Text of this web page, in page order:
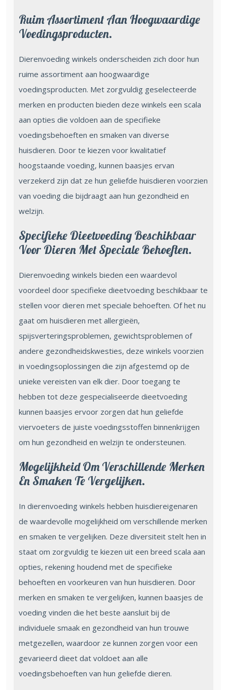
Ruim Assortiment Aan Hoogwaardige
Voedingsproducten.
Dierenvoeding winkels onderscheiden zich door hun
ruime assortiment aan hoogwaardige
voedingsproducten. Met zorgvuldig geselecteerde
merken en producten bieden deze winkels een scala
aan opties die voldoen aan de specifieke
voedingsbehoeften en smaken van diverse
huisdieren. Door te kiezen voor kwalitatief
hoogstaande voeding, kunnen baasjes ervan
verzekerd zijn dat ze hun geliefde huisdieren voorzien
van voeding die bijdraagt aan hun gezondheid en
welzijn.
Specifieke Dieetvoeding Beschikbaar
Voor Dieren Met Speciale Behoeften.
Dierenvoeding winkels bieden een waardevol
voordeel door specifieke dieetvoeding beschikbaar te
stellen voor dieren met speciale behoeften. Of het nu
gaat om huisdieren met allergieën,
spijsverteringsproblemen, gewichtsproblemen of
andere gezondheidskwesties, deze winkels voorzien
in voedingsoplossingen die zijn afgestemd op de
unieke vereisten van elk dier. Door toegang te
hebben tot deze gespecialiseerde dieetvoeding
kunnen baasjes ervoor zorgen dat hun geliefde
viervoeters de juiste voedingsstoffen binnenkrijgen
om hun gezondheid en welzijn te ondersteunen.
Mogelijkheid Om Verschillende Merken
En Smaken Te Vergelijken.
In dierenvoeding winkels hebben huisdiereigenaren
de waardevolle mogelijkheid om verschillende merken
en smaken te vergelijken. Deze diversiteit stelt hen in
staat om zorgvuldig te kiezen uit een breed scala aan
opties, rekening houdend met de specifieke
behoeften en voorkeuren van hun huisdieren. Door
merken en smaken te vergelijken, kunnen baasjes de
voeding vinden die het beste aansluit bij de
individuele smaak en gezondheid van hun trouwe
metgezellen, waardoor ze kunnen zorgen voor een
gevarieerd dieet dat voldoet aan alle
voedingsbehoeften van hun geliefde dieren.